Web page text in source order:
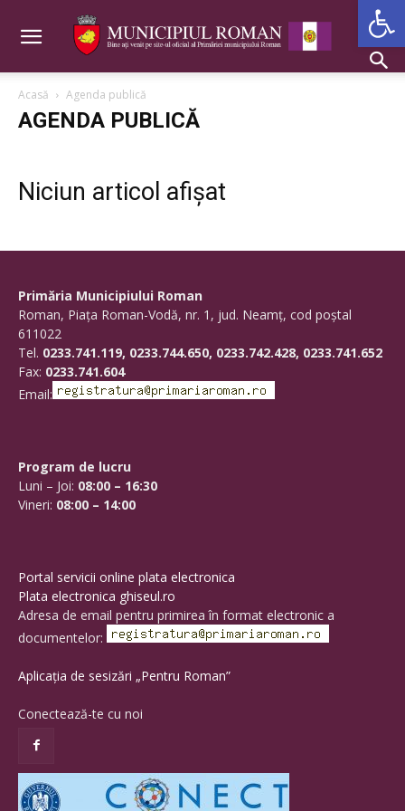
Acasă Agenda publică
AGENDA PUBLICĂ
Niciun articol afișat
Primăria Municipiului Roman
Roman, Piaţa Roman-Vodă, nr. 1, jud. Neamţ, cod poştal
611022
Tel. 0233.741.119, 0233.744.650, 0233.742.428, 0233.741.652
Fax: 0233.741.604
Email:
Program de lucru
Luni – Joi: 08:00 – 16:30
Vineri: 08:00 – 14:00
Portal servicii online plata electronica
Plata electronica ghiseul.ro
Adresa de email pentru primirea în format electronic a
documentelor:
Aplicația de sesizări „Pentru Roman”
Conectează-te cu noi